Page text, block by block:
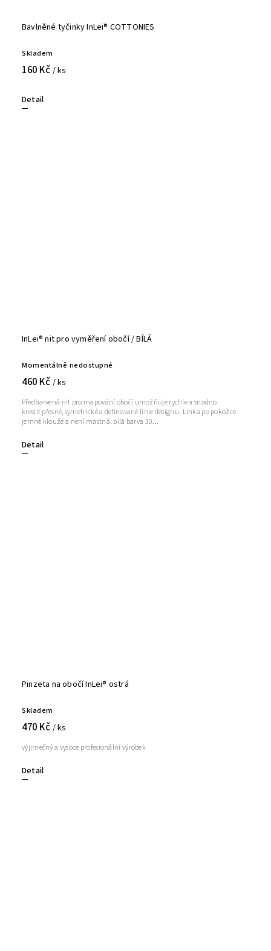
Bavlněné tyčinky InLei® COTTONIES
Skladem
160 Kč / ks
Detail
InLei® nit pro vyměření obočí / BÍLÁ
Momentálně nedostupné
460 Kč / ks
Detail
Předbarvená nit pro mapování obočí umožňuje rychle a snadno
kreslit přesné, symetrické a definované linie designu. Linka po pokožce
jemně klouže a není mastná. bílá barva 30...
Pinzeta na obočí InLei® ostrá
Skladem
470 Kč / ks
Detail
výjimečný a vysoce profesionální výrobek